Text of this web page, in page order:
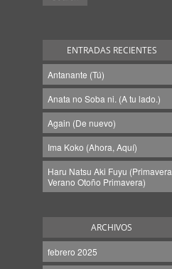
ENTRADAS RECIENTES
Antanante (Tú)
Anata no Soba ni. (A tu lado.)
Again (De nuevo)
Ima Koko (Ahora, Aquí)
Haru Natsu Aki Fuyu (Primavera
Verano Otoño Primavera)
ARCHIVOS
febrero 2025